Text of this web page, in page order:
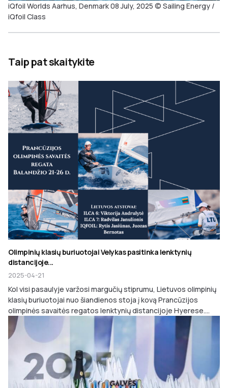
iQfoil Worlds Aarhus, Denmark 08 July, 2025 © Sailing Energy /
iQfoil Class
Taip pat skaitykite
Olimpinių klasių buriuotojai Velykas pasitinka lenktynių
distancijoje...
2025-04-21
Kol visi pasaulyje varžosi margučių stiprumu, Lietuvos olimpinių
klasių buriuotojai nuo šiandienos stoja į kovą Prancūzijos
olimpinės savaitės regatos lenktynių distancijoje Hyerese....